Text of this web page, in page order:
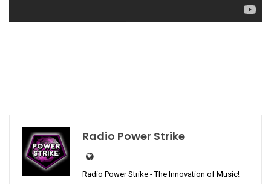
Radio Power Strike
Radio Power Strike - The Innovation of Music!